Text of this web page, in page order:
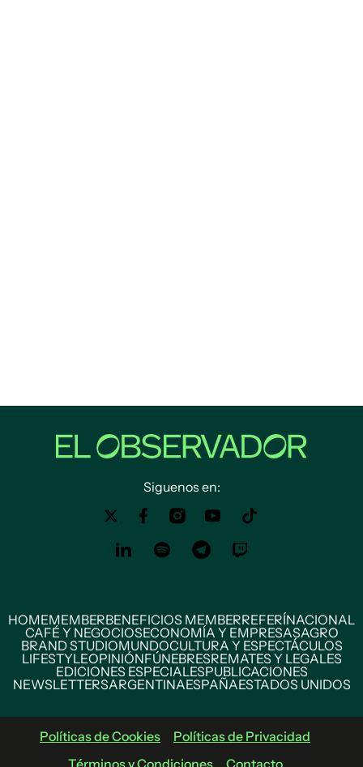
Siguenos en:
HOMEMEMBERBENEFICIOS MEMBERREFERÍNACIONAL
CAFÉ Y NEGOCIOSECONOMÍA Y EMPRESASAGRO
BRAND STUDIOMUNDOCULTURA Y ESPECTÁCULOS
LIFESTYLEOPINIÓNFÚNEBRESREMATES Y LEGALES
EDICIONES ESPECIALESPUBLICACIONES
NEWSLETTERSARGENTINAESPAÑAESTADOS UNIDOS
Políticas de Cookies
Políticas de Privacidad
Términos y Condiciones
Contacto